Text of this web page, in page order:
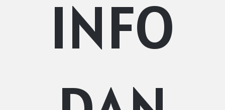
INFO